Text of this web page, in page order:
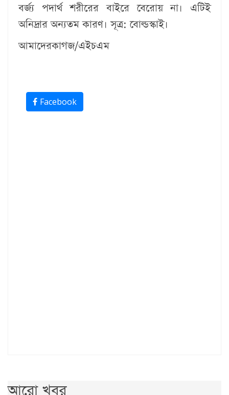
বর্জ্য পদার্থ শরীরের বাইরে বেরোয় না। এটিই
অনিদ্রার অন্যতম কারণ। সূত্র: বোল্ডস্কাই।
আমাদেরকাগজ/এইচএম
Facebook
আরো খবর